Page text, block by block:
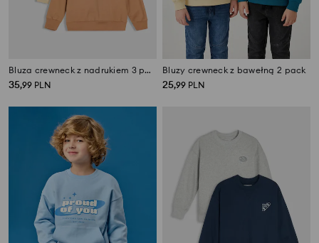
Bluza crewneck z nadrukiem 3 pack
35,99 PLN
Bluzy crewneck z bawełną 2 pack
25,99 PLN